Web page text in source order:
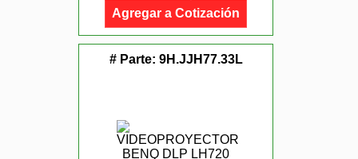
Agregar a Cotización
# Parte: 9H.JJH77.33L